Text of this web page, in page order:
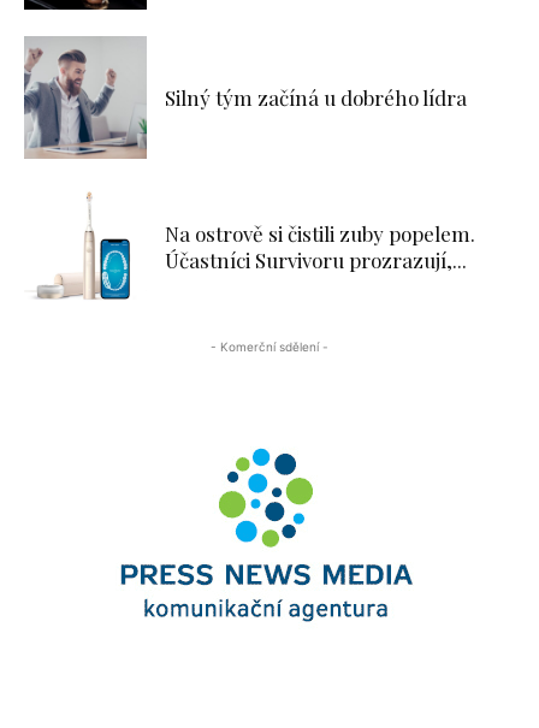
Silný tým začíná u dobrého lídra
Na ostrově si čistili zuby popelem.
Účastníci Survivoru prozrazují,...
- Komerční sdělení -